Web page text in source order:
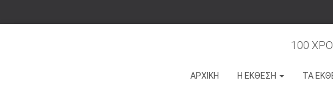
100
ΑΡΧΙΚΗ Η ΕΚΘΕΣΗ ΤΑ